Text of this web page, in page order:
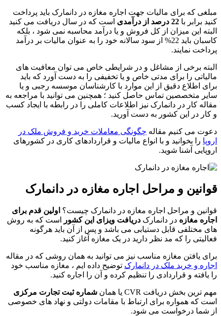
مبلغی که برای مالیات جهت اجاره مغازه در دانمارک باید پرداخت
کنید برابر با 22 درصد از درآمدی
است که در سال دریافت می کنید
البته این میزان از کل فروش و یا درآمد محاسبه نمی شود ، بلکه
کاسبان باید 22% از سود سالانه خود را به عنوان مالیات بر درآمد
پرداخت نمایند.
البته برخی از مشاغل و در شرایطی خاص می توان معافیت های
مالیاتی را برای مدتی خاص و یا تخفیفی را به دست آورد که باید
برای اطلاع دقیق از این موارد با کارشناسان موسسه رجبی و یا
سایر متخصصین تماس حاصل کنید ؛ همچنین می توانید با مراجعه به
مقاله کار در دانمارک نیز اطلاعات کاملی را در رابطه با ایجاد کسب
و کار در این کشور به دست آورید.
دعوت می کنیم مقاله چگونگی معاملات خرید و فروش ملک در
اروپا را بخوانید و با انواع مالیات و قراردادهای کاری در کشورهای
اروپایی آشنا شوید.
قوانین و مراحل اجاره مغازه در دانمارک
قوانین و مراحل اجاره مغازه در دانمارک چیست؟ اولین قدم برای
اجاره مغازه در دانمارک دریافت ویزای این کشور
است که به روش
های مختلفی قابل دستیابی می باشد و پس از آن باید هرگونه
فعالیتی را که مد نظر دارید در یک مغازه آغاز کنید.
برای یافتن مغازه مناسب نیز می توانید به همان روشی که در مقاله
اجاره و خرید ملک در دانمارک توضیح داده ایم ، مغازه مناسب خود
را یافته و قراردادی را تنظیم کرده و آن را اجاره کنید.
مهم ترین بخش دریافت CVR یا همان
شماره ثبت تجارت مرکزی
است که همواره برای ارتباط با مقامات دولتی و نهاد های خصوصی
از شما درخواست می شود.